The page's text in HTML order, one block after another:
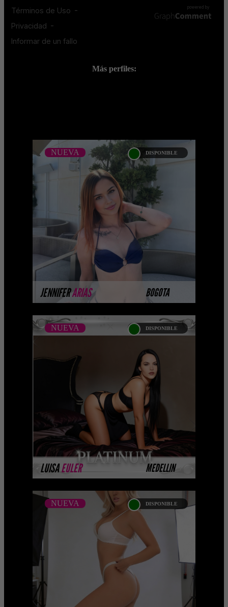
Más perfiles:
JENNIFERARIAS BOGOTA
NUEVA DISPONIBLE
JENNIFER ARIAS -
CATALAGO PLATINO -
NUEVA
...Próximamente.... Algunas de nuestras
modelos aún no tienen imágenes
disponibles en la web porque están
completando su ses ...
MÁS INFORMACIÓN
LUISAEULER MEDELLIN
NUEVA DISPONIBLE
LUISA EULER - CATALOGO
PLATINO
NUEVA
Platinum Esta modelo pertenece a
nuestro Catálogo Privado Platinum.
Selección privada de modelos con un
nivel de belleza y perform ...
MÁS INFORMACIÓN
NUEVA DISPONIBLE
VALERIA MARTINEZ -
CATALOGO PLATINO
NUEVA
Platinum Esta modelo pertenece a
nuestro Catálogo Privado Platinum.
Selección privada de modelos con un
nivel de belleza y perform ...